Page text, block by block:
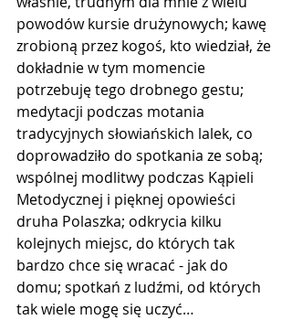
powodów kursie drużynowych; kawę
zrobioną przez kogoś, kto wiedział, że
dokładnie w tym momencie
potrzebuję tego drobnego gestu;
medytacji podczas motania
tradycyjnych słowiańskich lalek, co
doprowadziło do spotkania ze sobą;
wspólnej modlitwy podczas Kąpieli
Metodycznej i pięknej opowieści
druha Polaszka; odkrycia kilku
kolejnych miejsc, do których tak
bardzo chce się wracać - jak do
domu; spotkań z ludźmi, od których
tak wiele mogę się uczyć…